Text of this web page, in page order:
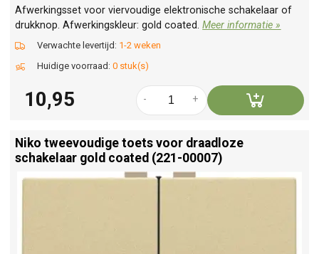
Afwerkingsset voor viervoudige elektronische schakelaar of
drukknop. Afwerkingskleur: gold coated.Meer informatie »
Verwachte levertijd: 1-2 weken
Huidige voorraad: 0 stuk(s)
10,95 +
-
Niko tweevoudige toets voor draadloze
schakelaar gold coated (221-00007)